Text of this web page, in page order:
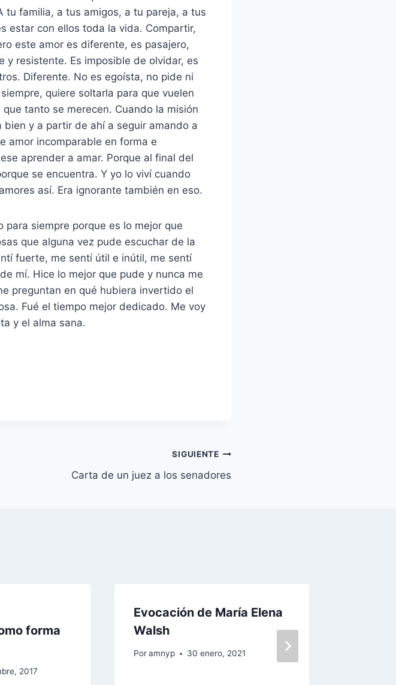
familia, a tus amigos, a tu pareja, a tus
estar con ellos toda la vida. Compartir,
este amor es diferente, es pasajero,
y resistente. Es imposible de olvidar, es
Diferente. No es egoísta, no pide ni
quiere soltarla para que vuelen
tanto se merecen. Cuando la misión
y a partir de ahí a seguir amando a
amor incomparable en forma e
aprender a amar. Porque al final del
se encuentra. Y yo lo viví cuando
así. Era ignorante también en eso.
siempre porque es lo mejor que
que alguna vez pude escuchar de la
fuerte, me sentí útil e inútil, me sentí
mí. Hice lo mejor que pude y nunca me
preguntan en qué hubiera invertido el
Fué el tiempo mejor dedicado. Me voy
y el alma sana.
SIGUIENTE
Carta de un juez a los senadores
forma
2017
Evocación de María Elena
Walsh
Por amnyp 30 enero, 2021